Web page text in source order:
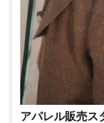
アパレル販売ス